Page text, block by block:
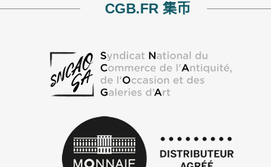
CGB.FR 集币